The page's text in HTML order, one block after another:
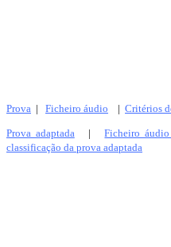
Prova | Ficheiro áudio | Critérios
Prova adaptada|Ficheiro
classificação da prova adaptada